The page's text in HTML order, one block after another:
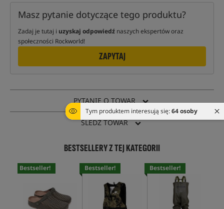
Tym produktem interesują się:64 osoby
Masz pytanie dotyczące tego produktu?
Zadaj je tutaj i uzyskaj odpowiedź naszych ekspertów oraz
społeczności Rockworld!
ZAPYTAJ
PYTANIE O TOWAR
ŚLEDŹ TOWAR
BESTSELLERY Z TEJ KATEGORII
Bestseller! Bestseller! Bestseller!